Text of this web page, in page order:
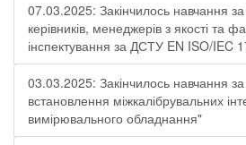
07.03.2025: Закінчилось навчання
керівників, менеджерів з якості та
інспектування за ДСТУ EN ISO/IEC
03.03.2025: Закінчилось навчання
встановлення міжкалібрувальних
вимірювального обладнання"